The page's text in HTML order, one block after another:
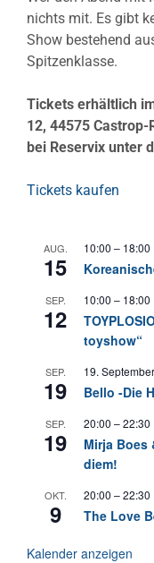
nichts mit. Es gibt
Show bestehend
Spitzenklasse.
Tickets erhältlich
12, 44575
bei Reservix unter
Tickets kaufen
AUG.
15
10:00 – 18:00
SEP.
12
10:00 – 18:00
toyshow“
SEP.
19
19.
Bello -Die
SEP.
19
20:00 –22:30
Mirja Boes
diem!
OKT.
9
20:00 –22:30
The Love
Kalender anzeigen